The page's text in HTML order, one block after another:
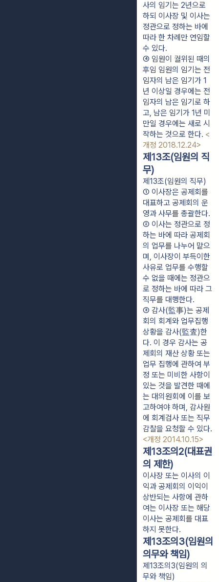
사의 임기는 2년으로
하되 이사장 및 이사는
정관으로 정하는 바에
따라 한 차례만 연임할
수 있다.
④ 임원이 궐위된 때의
후임 임원의 임기는 전
임자의 남은 임기가 1
년 이상일 경우에는 전
임자의 남은 임기로 하
고, 남은 임기가 1년 미
만일 경우에는 새로 시
작하는 것으로 한다. <
개정 2018.12.24>
제13조(임원의 직
무)
제13조(임원의 직무)
① 이사장은 공제회를
대표하고 공제회의 운
영과 사무를 총괄한다.
② 이사는 정관으로 정
하는 바에 따라 공제회
의 업무를 나누어 맡으
며, 이사장이 부득이한
사유로 업무를 수행할
수 없을 때에는 정관으
로 정하는 바에 따라 그
직무를 대행한다.
③ 감사(監事)는 공제
회의 회계와 업무집행
상황을 감사(監査)한
다. 이 경우 감사는 공
제회의 재산 상황 또는
업무 집행에 관하여 부
정 또는 미비한 사항이
있는 것을 발견한 때에
는 대의원회에 이를 보
고하여야 하며, 감사원
에 회계검사 또는 직무
<개정 2014.10.15>
제13조의2(대표권
의 제한)
이사장 또는 이사의 이
익과 공제회의 이익이
상반되는 사항에 관하
여는 이사장 또는 해당
이사는 공제회를 대표
하지 못한다.
제13조의3(임원의
의무와 책임)
제13조의3(임원의 의
무와 책임)